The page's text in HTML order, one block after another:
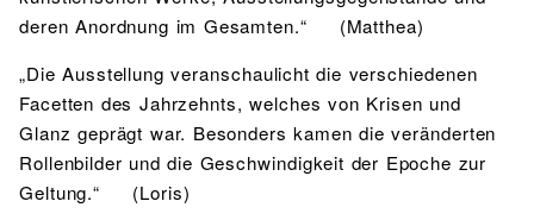
deren Anordnung im Gesamten.“ (Matthea)
„Die Ausstellung veranschaulicht die verschiedenen
Facetten des Jahrzehnts, welches von Krisen und
Glanz geprägt war. Besonders kamen die veränderten
Rollenbilder und die Geschwindigkeit der Epoche zur
Geltung.“ (Loris)